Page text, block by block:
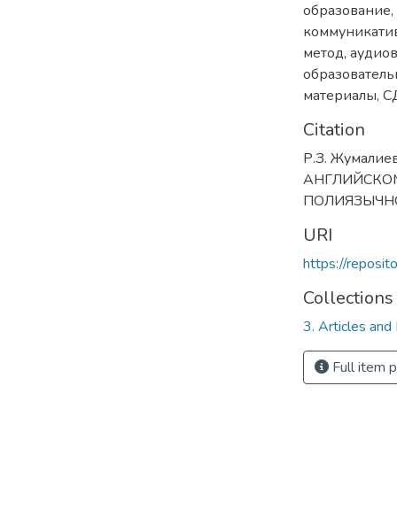
образование,
метод,
материалы,
Citation
Р.З.
URI
https://
Collections
3. Articles and
Full item